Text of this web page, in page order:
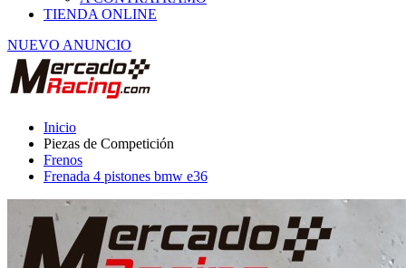
NUEVO ANUNCIO
Piezas de Competición
Frenos
Frenada 4 pistones bmw e36